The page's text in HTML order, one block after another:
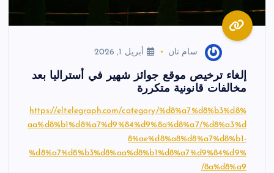
سام نان أبريل 1, 2026
إلغاء ترخيص موقع جوائز شهير في أستراليا بعد
مخالفات قانونية متكررة
https://eltelegraph.com/category/%d8%a7%d8%b3%d8%
aa%d8%b1%d8%a7%d9%84%d9%8a%d8%a7/%d8%a3%d
8%ae%d8%a8%d8%a7%d8%b1-
%d8%a7%d8%b3%d8%aa%d8%b1%d8%a7%d9%84%d9%
8a%d8%a9/